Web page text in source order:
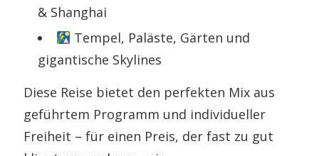
& Shanghai
Tempel, Paläste, Gärten und
gigantische Skylines
Diese Reise bietet den perfekten Mix aus
geführtem Programm und individueller
Freiheit – für einen Preis, der fast zu gut